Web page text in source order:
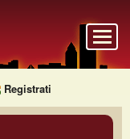
Registrati